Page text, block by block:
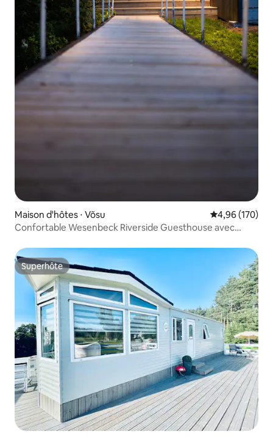
Maison d'hôtes ⋅ Võsu Évaluation
4,96 (170)
Confortable Wesenbeck Riverside Guesthouse avec
Superhôte
Superhôte